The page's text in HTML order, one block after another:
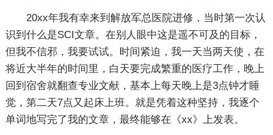
20xx年我有幸来到解放军总医院进修，当时第一次认
识到什么是SCI文章。在别人眼中这是遥不可及的目标，
但我不信邪，我要试试。时间紧迫，我一天当两天使，在
将近大半年的时间里，白天要完成繁重的医疗工作，晚上
回到宿舍就翻查专业文献，基本上每天晚上是3点钟才睡
觉，第二天7点又起床上班。就是凭着这种坚持，我逐个
单词地写完了我的文章，最终能够在《xx》上发表。